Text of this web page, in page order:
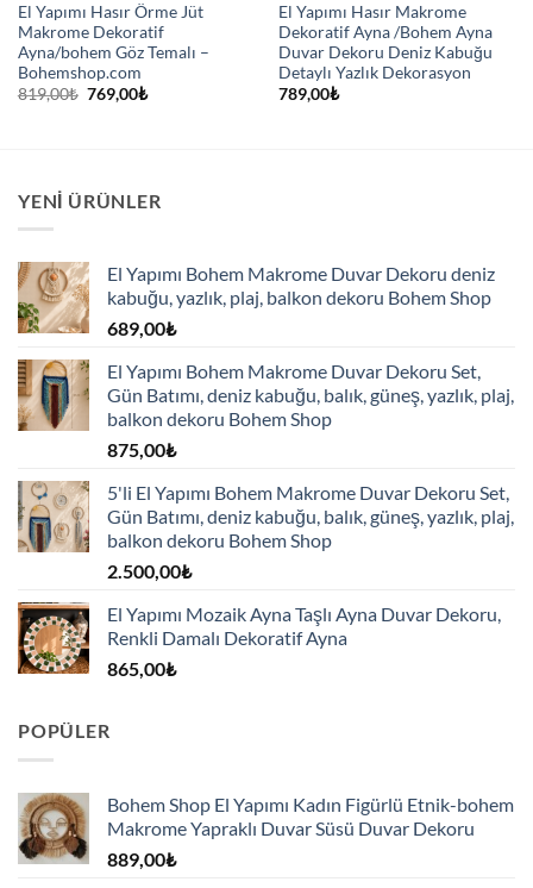
El Yapımı Hasır Örme Jüt
Makrome Dekoratif
Ayna/bohem Göz Temalı –
Bohemshop.com
819,00₺ Orijinal
fiyat:
769,00₺Şu
El Yapımı Hasır Makrome
Dekoratif Ayna /Bohem Ayna
Duvar Dekoru Deniz Kabuğu
Detaylı Yazlık Dekorasyon
789,00₺
YENI ÜRÜNLER
El Yapımı Bohem Makrome Duvar Dekoru deniz
kabuğu, yazlık, plaj, balkon dekoru Bohem Shop
689,00₺
El Yapımı Bohem Makrome Duvar Dekoru Set,
Gün Batımı, deniz kabuğu, balık, güneş, yazlık, plaj,
balkon dekoru Bohem Shop
875,00₺
5'li El Yapımı Bohem Makrome Duvar Dekoru Set,
Gün Batımı, deniz kabuğu, balık, güneş, yazlık, plaj,
balkon dekoru Bohem Shop
2.500,00₺
El Yapımı Mozaik Ayna Taşlı Ayna Duvar Dekoru,
Renkli Damalı Dekoratif Ayna
865,00₺
POPÜLER
Bohem Shop El Yapımı Kadın Figürlü Etnik-bohem
Makrome Yapraklı Duvar Süsü Duvar Dekoru
889,00₺